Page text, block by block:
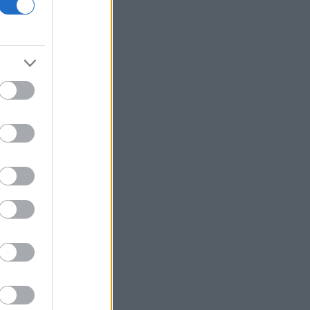
επενδύσεις
λογαριασμός από τα δάνεια του ν.
Κατσέλη
Το Περού και το Μεξικό
αποκατέστησαν τις διπλωματικές
Ιράν: Ο Αραγτσί επαινεί τον στρατό,
προτρέπει σε ενότητα των
Το Cambridge επανεξετάζει τις
Συνάντηση Ζελένσκι με Βούτσιτς -
επίκεντρο
Άγκυρα: Η συμφωνία με Πακιστάν και
ΝΑΤΟ